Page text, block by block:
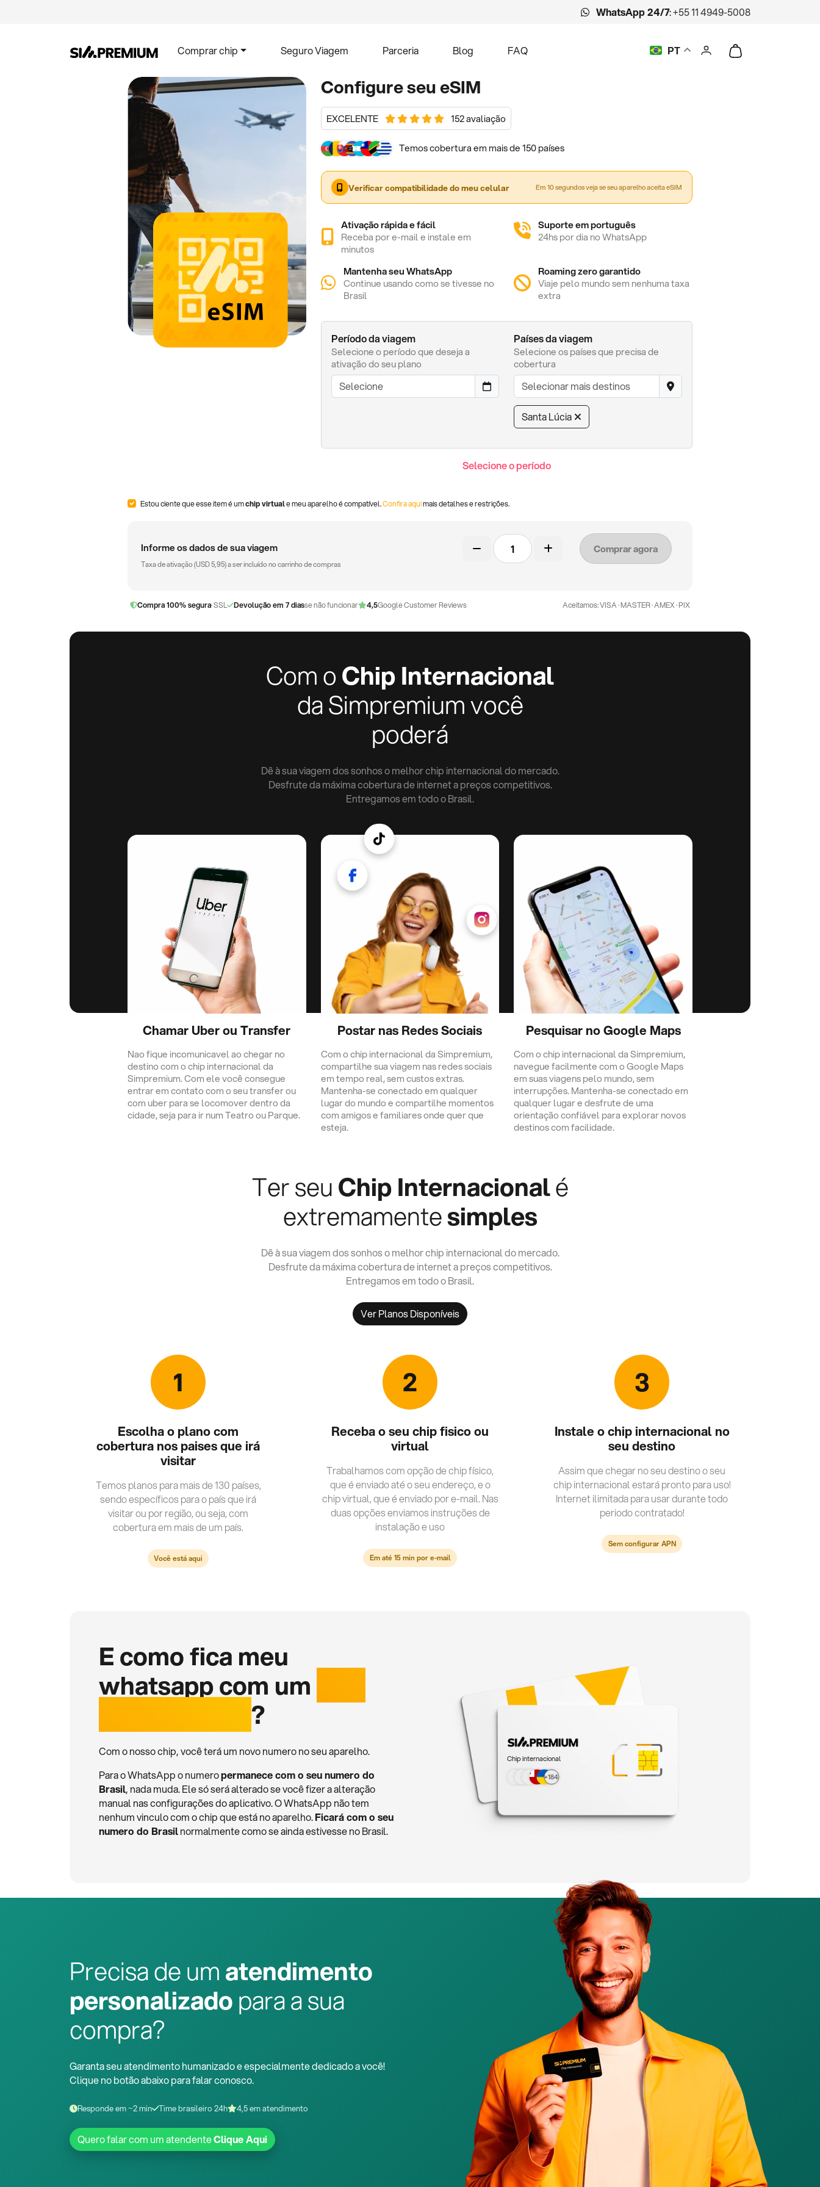
WhatsApp 24/7:+55 11 4949-5008
Comprar chip Seguro Viagem Parceria Blog FAQ PT
Configure seu eSIM
EXCELENTE 152 avaliação
Temos cobertura em mais de 150 países
Verificar compatibilidade do meu celular Em 10 segundos veja se seu aparelho aceita eSIM
Ativação rápida e fácil
Receba por e-mail e instale em
minutos
Suporte em português
24hs por dia no WhatsApp
Mantenha seu WhatsApp
Continue usando como se tivesse no
Brasil
Roaming zero garantido
Viaje pelo mundo sem nenhuma taxa
extra
Período da viagem
Selecione o período que deseja a
ativação do seu plano
Países da viagem
Selecione os países que precisa de
cobertura
Santa Lúcia
Selecione o período
Estou ciente que esse item é umchip virtuale meu aparelho é compatível.Confira aquimais detalhes e restrições.
Informe os dados de sua viagem
Taxa de ativação (USD5,95) a ser incluído no carrinho de compras
Chip
virtual
Comprar agora
Compra 100% segura· SSL Devolução em 7 diasse não funcionar 4,5Google Customer Reviews Aceitamos: VISA · MASTER · AMEX · PIX
Com oChip Internacional
da Simpremium você
poderá
Dê à sua viagem dos sonhos o melhor chip internacional do mercado.
Desfrute da máxima cobertura de internet a preços competitivos.
Entregamos em todo o Brasil.
Chamar Uber ou Transfer
Nao fique incomunicavel ao chegar no
destino com o chip internacional da
Simpremium. Com ele você consegue
entrar em contato com o seu transfer ou
com uber para se locomover dentro da
cidade, seja para ir num Teatro ou Parque.
Postar nas Redes Sociais
Com o chip internacional da Simpremium,
compartilhe sua viagem nas redes sociais
em tempo real, sem custos extras.
Mantenha-se conectado em qualquer
lugar do mundo e compartilhe momentos
com amigos e familiares onde quer que
esteja.
Pesquisar no Google Maps
Com o chip internacional da Simpremium,
navegue facilmente com o Google Maps
em suas viagens pelo mundo, sem
interrupções. Mantenha-se conectado em
qualquer lugar e desfrute de uma
orientação confiável para explorar novos
destinos com facilidade.
Ter seuChip Internacionalé
extremamentesimples
Dê à sua viagem dos sonhos o melhor chip internacional do mercado.
Desfrute da máxima cobertura de internet a preços competitivos.
Entregamos em todo o Brasil.
Ver Planos Disponíveis
1
Escolha o plano com
cobertura nos paises que irá
visitar
Temos planos para mais de 130 países,
sendo específicos para o país que irá
visitar ou por região, ou seja, com
cobertura em mais de um país.
Você está aqui
2
Receba o seu chip fisico ou
virtual
Trabalhamos com opção de chip físico,
que é enviado até o seu endereço, e o
chip virtual, que é enviado por e-mail. Nas
duas opções enviamos instruções de
instalação e uso
Em até 15 min por e-mail
3
Instale o chip internacional no
seu destino
Assim que chegar no seu destino o seu
chip internacional estará pronto para uso!
Internet ilimitada para usar durante todo
periodo contratado!
Sem configurar APN
E como fica meu
whatsapp com um
?
Com o nosso chip, você terá um novo numero no seu aparelho.
Para o WhatsApp o numeropermanece com o seu numero do
Brasil, nada muda. Ele só será alterado se você fizer a alteração
manual nas configurações do aplicativo. O WhatsApp não tem
nenhum vinculo com o chip que está no aparelho.Ficará com o seu
numero do Brasilnormalmente como se ainda estivesse no Brasil.
Chip internacional
+184
Precisa de umatendimento
personalizadopara a sua
compra?
Garanta seu atendimento humanizado e especialmente dedicado a você!
Clique no botão abaixo para falar conosco.
Responde em ~2 min Time brasileiro 24h 4,5 em atendimento
Quero falar com um atendenteClique Aqui